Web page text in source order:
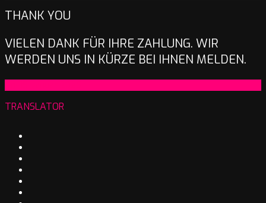
THANK YOU
VIELEN DANK FÜR IHRE ZAHLUNG. WIR
WERDEN UNS IN KÜRZE BEI IHNEN MELDEN.
19
TRANSLATOR